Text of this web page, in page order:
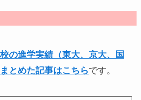
の進学実績（東大、京大、国
とめた記事はこちらです。